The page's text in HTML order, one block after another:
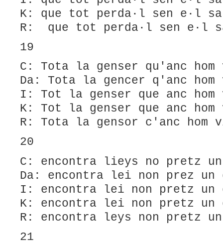
K: que tot perda·l sen e·l
R: que tot perda·l sen e·l
19
C: Tota la genser qu'anc hom
Da: Tota la gencer q'anc hom
I: Tot la genser que anc hom
K: Tot la genser que anc hom
R: Tota la gensor c'anc hom
20
C: encontra lieys no pretz un
Da: encontra lei non prez un
I: encontra lei non pretz un
K: encontra lei non pretz un
R: encontra leys non pretz un
21